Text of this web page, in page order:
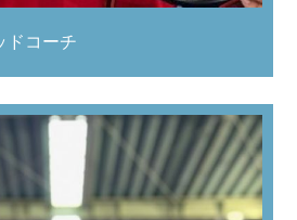
ドコーチ